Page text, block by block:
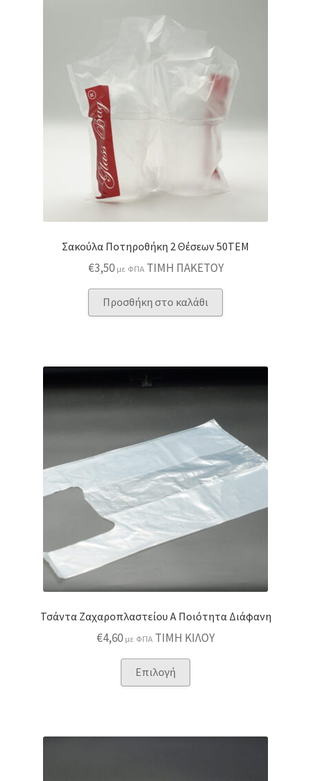
Σακούλα Ποτηροθήκη 2 Θέσεων 50ΤΕΜ
€3,50 με ΦΠΑ ΤΙΜΗ ΠΑΚΕΤΟΥ
Προσθήκη στο καλάθι
Τσάντα Ζαχαροπλαστείου Α Ποιότητα Διάφανη
€4,60 με ΦΠΑ ΤΙΜΗ ΚΙΛΟΥ
Επιλογή
το
πολλαπλές